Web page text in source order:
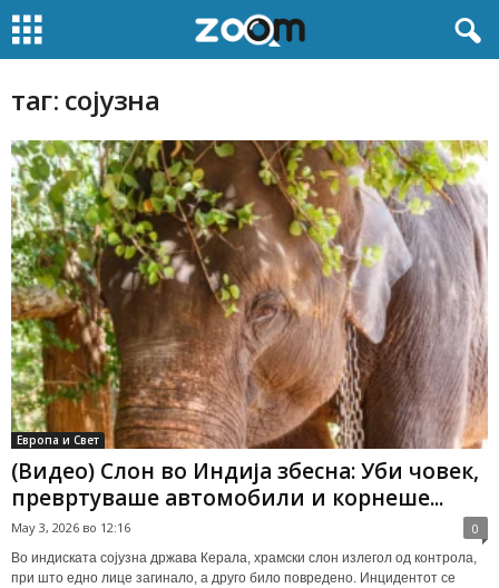
таг: сојузна
Европа и Свет
(Видео) Слон во Индија збесна: Уби човек,
превртуваше автомобили и корнеше...
May 3, 2026 во 12:16 0
Во индиската сојузна држава Керала, храмски слон излегол од контрола,
при што едно лице загинало, а друго било повредено. Инцидентот се